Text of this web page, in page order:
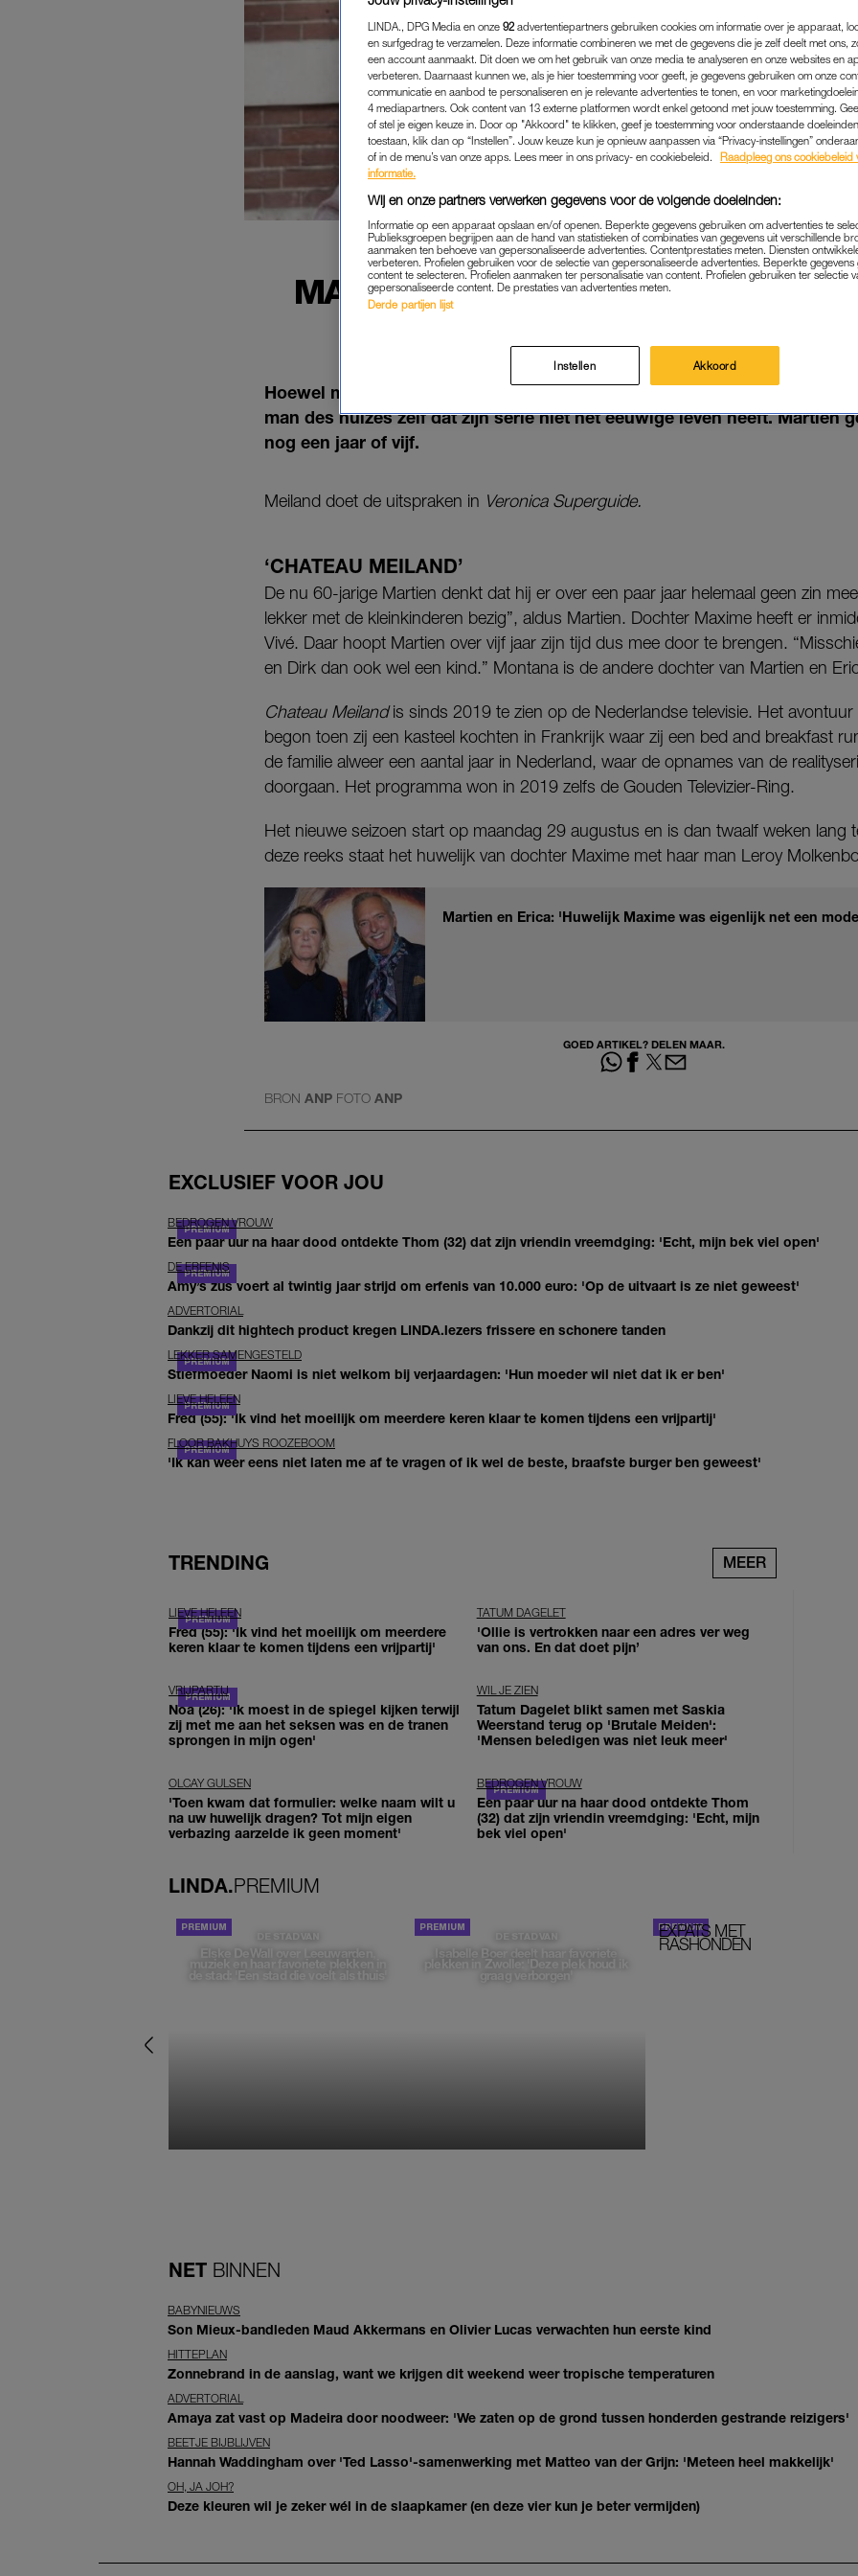
MARTIEN MEILAND: 'OVER VIJF
'CHATEAU MEILAND' MEER'
ENTERTAINMENT |MEEN JE NIET
23-08-2022 | FLOORTJE VAN GAMEREN
Hoewel maandag 29 augustus een nieuw seizoen van ‘Chateau
man des huizes zelf dat zijn serie niet het eeuwige leven heeft. Martien
nog een jaar of vijf.
Meiland doet de uitspraken in Veronica Superguide.
‘CHATEAU MEILAND’
De nu 60-jarige Martien denkt dat hij er over een paar jaar helemaal geen zin
lekker met de kleinkinderen bezig”, aldus Martien. Dochter Maxime heeft er
Vivé. Daar hoopt Martien over vijf jaar zijn tijd dus mee door te brengen.
en Dirk dan ook wel een kind.” Montana is de andere dochter van Martien en
Chateau Meilandis sinds 2019 te zien op de Nederlandse televisie. Het avontuur
begon toen zij een kasteel kochten in Frankrijk waar zij een bed and breakfast
de familie alweer een aantal jaar in Nederland, waar de opnames van de
doorgaan. Het programma won in 2019 zelfs de Gouden Televizier-Ring.
Het nieuwe seizoen start op maandag 29 augustus en is dan twaalf weken lang
deze reeks staat het huwelijk van dochter Maxime met haar man Leroy
Martien en Erica: 'Huwelijk Maxime was eigenlijk net een
GOED ARTIKEL? DELEN MAAR.
BRON ANP FOTO ANP
EXCLUSIEF VOOR JOU
BEDROGEN VROUW
Een paar uur na haar dood ontdekte Thom (32) dat zijn vriendin vreemdging: 'Echt, mijn bek viel open'
DE ERFENIS
Amy’s zus voert al twintig jaar strijd om erfenis van 10.000 euro: 'Op de uitvaart is ze niet geweest'
ADVERTORIAL
Dankzij dit hightech product kregen LINDA.lezers frissere en schonere tanden
LEKKER SAMENGESTELD
Stiefmoeder Naomi is niet welkom bij verjaardagen: 'Hun moeder wil niet dat ik er ben'
LIEVE HELEEN
Fred (55): 'Ik vind het moeilijk om meerdere keren klaar te komen tijdens een vrijpartij'
FLOOR BAKHUYS ROOZEBOOM
'Ik kan weer eens niet laten me af te vragen of ik wel de beste, braafste burger ben geweest'
TRENDING MEER
LIEVE HELEEN
Fred (55): 'Ik vind het moeilijk om meerdere
keren klaar te komen tijdens een vrijpartij'
TATUM DAGELET
'Ollie is vertrokken naar een adres ver weg
van ons. En dat doet pijn’
VRIJPARTIJ
Noa (26): 'Ik moest in de spiegel kijken terwijl
zij met me aan het seksen was en de tranen
sprongen in mijn ogen'
WIL JE ZIEN
Tatum Dagelet blikt samen met Saskia
Weerstand terug op 'Brutale Meiden':
'Mensen beledigen was niet leuk meer'
OLCAY GULSEN
'Toen kwam dat formulier: welke naam wilt u
na uw huwelijk dragen? Tot mijn eigen
verbazing aarzelde ik geen moment'
BEDROGEN VROUW
Een paar uur na haar dood ontdekte Thom
(32) dat zijn vriendin vreemdging: 'Echt, mijn
bek viel open'
LINDA.PREMIUM
DE STAD VAN
Elske DeWall over Leeuwarden,
muziek en haar favoriete plekken in
de stad: 'Een stad die voelt als thuis'
DE STAD VAN
Isabelle Boer deelt haar favoriete
plekken in Zwolle: 'Deze plek houd ik
graag verborgen'
EXPATS MET
RASHONDEN
NET BINNEN
BABYNIEUWS
Son Mieux-bandleden Maud Akkermans en Olivier Lucas verwachten hun eerste kind
HITTEPLAN
Zonnebrand in de aanslag, want we krijgen dit weekend weer tropische temperaturen
ADVERTORIAL
Amaya zat vast op Madeira door noodweer: 'We zaten op de grond tussen honderden gestrande reizigers'
BEETJE BIJBLIJVEN
Hannah Waddingham over 'Ted Lasso'-samenwerking met Matteo van der Grijn: 'Meteen heel makkelijk'
OH, JA JOH?
Deze kleuren wil je zeker wél in de slaapkamer (en deze vier kun je beter vermijden)
LINDA., DPG Media en onze 92 advertentiepartners gebruiken cookies om informatie over je apparaat,
en surfgedrag te verzamelen. Deze informatie combineren we met de gegevens die je zelf deelt met ons,
een account aanmaakt. Dit doen we om het gebruik van onze media te analyseren en onze websites en
verbeteren. Daarnaast kunnen we, als je hier toestemming voor geeft, je gegevens gebruiken om onze
communicatie en aanbod te personaliseren en je relevante advertenties te tonen, en voor
4 mediapartners. Ook content van 13 externe platformen wordt enkel getoond met jouw toestemming.
of stel je eigen keuze in. Door op "Akkoord" te klikken, geef je toestemming voor onderstaande
toestaan, klik dan op “Instellen”. Jouw keuze kun je opnieuw aanpassen via “Privacy-instellingen”
of in de menu’s van onze apps. Lees meer in ons privacy- en cookiebeleid.
Raadpleeg ons cookiebeleid
informatie.
Wij en onze partners verwerken gegevens voor de volgende doeleinden:
Informatie op een apparaat opslaan en/of openen. Beperkte gegevens gebruiken om advertenties te
Publieksgroepen begrijpen aan de hand van statistieken of combinaties van gegevens uit verschillende
aanmaken ten behoeve van gepersonaliseerde advertenties. Contentprestaties meten. Diensten
verbeteren. Profielen gebruiken voor de selectie van gepersonaliseerde advertenties. Beperkte
content te selecteren. Profielen aanmaken ter personalisatie van content. Profielen gebruiken ter selectie
gepersonaliseerde content. De prestaties van advertenties meten.
Derde partijen lijst
Instellen Akkoord